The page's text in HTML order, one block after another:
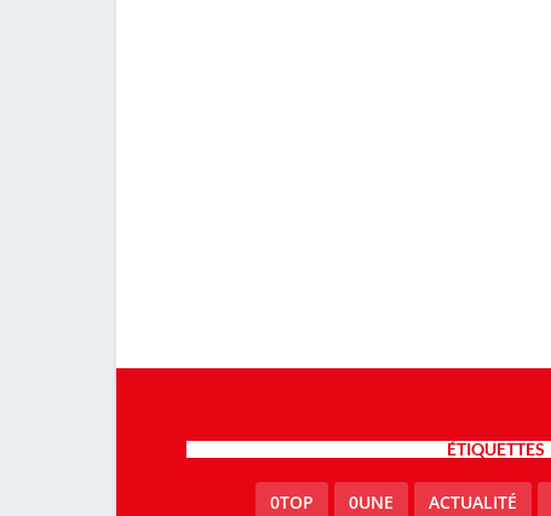
ÉTIQUETTES
0TOP 0UNE ACTUALITÉ